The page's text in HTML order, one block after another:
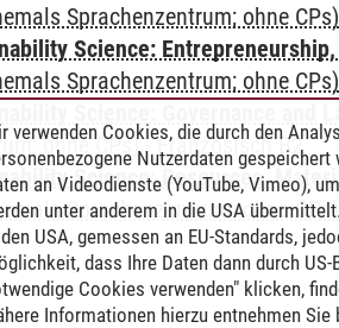
Sprachenzentrum; ohne CPs)
Science:
Sprachenzentrum; ohne CPs)
Science: Governance and
ohne CPs)-Französisch B2
Science: Resources,
Sprachenzentrum; ohne CPs)
verwenden Cookies, die durch den
Nutzerdaten
an Videodienste (YouTube, Vimeo),
unter anderem in die USA
USA, gemessen an EU-Standards,
dass Ihre Daten dann durch
Cookies verwenden" klicken,
Informationen hierzu entnehmen Sie